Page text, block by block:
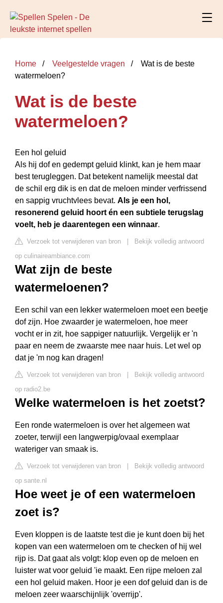
Home Veelgestelde vragen
Wat is de beste
watermeloen?
Wat is de beste
watermeloen?
Een hol geluid
Als hij dof en gedempt geluid klinkt, kan je hem maar
best terugleggen. Dat betekent namelijk meestal dat
de schil erg dik is en dat de meloen minder verfrissend
en sappig vruchtvlees bevat. Als je een hol,
resonerend geluid hoort én een subtiele terugslag
voelt, heb je daarentegen een winnaar.
Verzoek tot verwijderen van bron
Bekijk volledig antwoord
op culinaireambiance.com
Wat zijn de beste
watermeloenen?
Een schil van een lekker watermeloen moet een beetje
dof zijn. Hoe zwaarder je watermeloen, hoe meer
vocht er in zit, hoe sappiger natuurlijk. Vergelijk er 'n
paar en neem de zwaarste mee naar huis. Let wel op
dat je 'm nog kan dragen!
Verzoek tot verwijderen van bron
Bekijk volledig antwoord
op radio2.be
Welke watermeloen is het zoetst?
Een ronde watermeloen is over het algemeen wat
zoeter, terwijl een langwerpig/ovaal exemplaar
wateriger van smaak is.
Verzoek tot verwijderen van bron
Bekijk volledig antwoord
op sante.nl
Hoe weet je of een watermeloen
zoet is?
Even kloppen is de laatste test die je kunt doen bij het
kopen van een watermeloen om te checken of hij wel
rijp is. Dat gaat als volgt: klop even op de meloen en
luister wat voor geluid 'ie maakt. Een rijpe meloen zal
een hol geluid maken. Hoor je een dof geluid dan is de
meloen zeer waarschijnlijk 'overrijp'.